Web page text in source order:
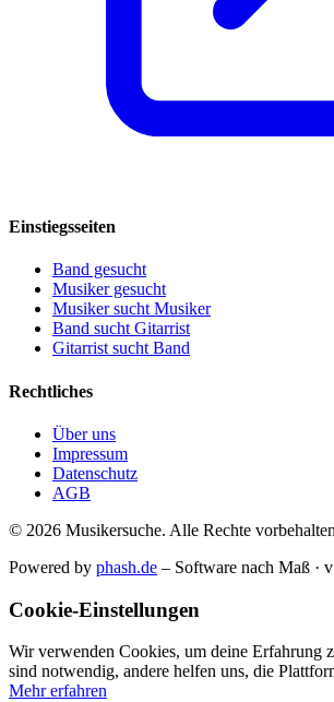
Einstiegsseiten
Band gesucht
Musiker gesucht
Musiker sucht Musiker
Band sucht Gitarrist
Gitarrist sucht Band
Rechtliches
Über uns
Impressum
Datenschutz
AGB
© 2026 Musikersuche. Alle Rechte
Powered by phash.de – Software nach Maß ·
Cookie-Einstellungen
Wir verwenden Cookies, um deine Erfahrung
sind notwendig, andere helfen uns, die
Mehr erfahren